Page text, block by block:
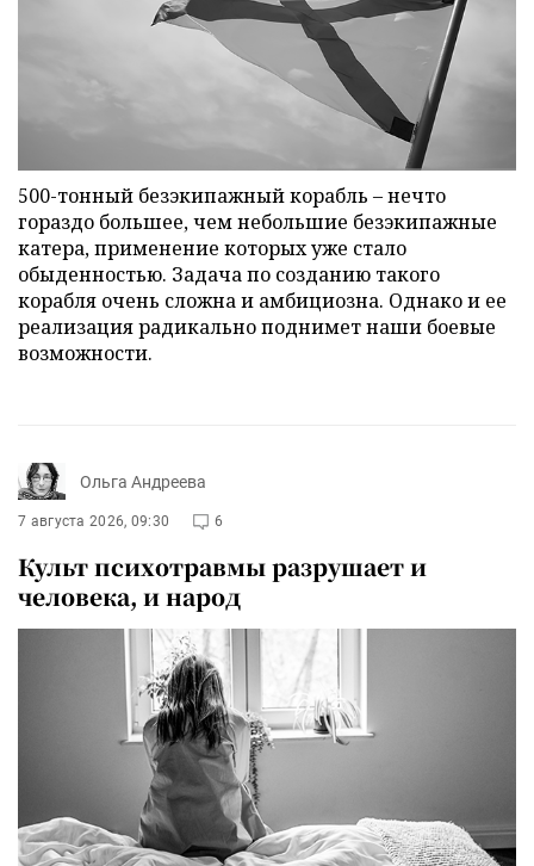
500-тонный безэкипажный корабль – нечто
гораздо большее, чем небольшие безэкипажные
катера, применение которых уже стало
обыденностью. Задача по созданию такого
корабля очень сложна и амбициозна. Однако и ее
реализация радикально поднимет наши боевые
возможности.
Ольга Андреева
7 августа 2026, 09:30 6
Культ психотравмы разрушает и
человека, и народ